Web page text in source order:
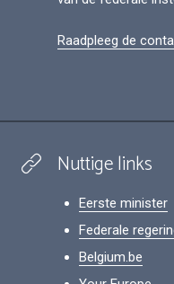
Raadpleeg de
Nuttige links
Eerste minister
Federale
Belgium.be